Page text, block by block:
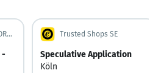
XING - part of NEW WORK SE
-
Trusted Shops SE
Speculative Application
Köln